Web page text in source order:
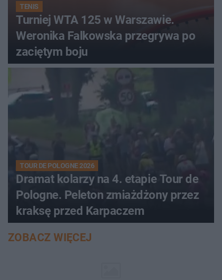
TENIS
Turniej WTA 125 w Warszawie.
Weronika Falkowska przegrywa po
zaciętym boju
TOUR DE POLOGNE 2026
Dramat kolarzy na 4. etapie Tour de
Pologne. Peleton zmiażdżony przez
kraksę przed Karpaczem
ZOBACZ WIĘCEJ